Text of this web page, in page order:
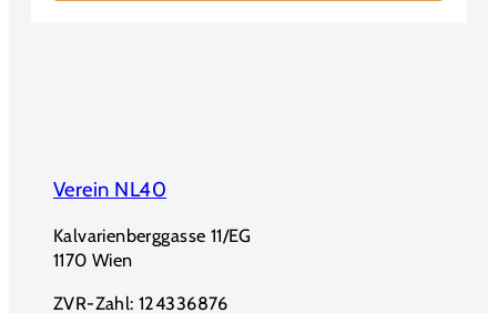
Verein NL40
Kalvarienberggasse 11/EG
1170 Wien
ZVR-Zahl: 124336876